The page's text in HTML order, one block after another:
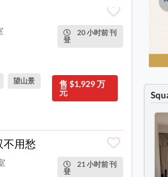
20 小时前 刊
登
售 $1,929 万
元
望山景
不用愁
21 小时前 刊
登